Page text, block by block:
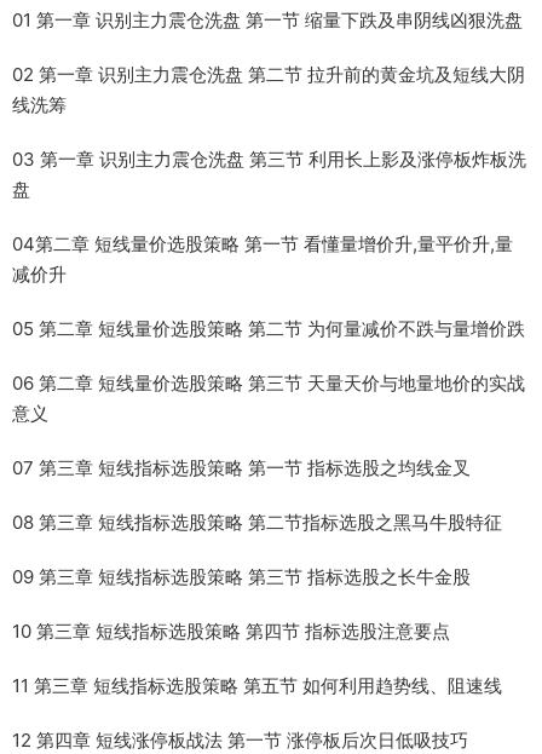
01 第一章 识别主力震仓洗盘 第一节 缩量下跌及串阴线凶狠洗盘
02 第一章 识别主力震仓洗盘 第二节 拉升前的黄金坑及短线大阴
线洗筹
03 第一章 识别主力震仓洗盘 第三节 利用长上影及涨停板炸板洗
盘
04第二章 短线量价选股策略 第一节 看懂量增价升,量平价升,量
减价升
05 第二章 短线量价选股策略 第二节 为何量减价不跌与量增价跌
06 第二章 短线量价选股策略 第三节 天量天价与地量地价的实战
意义
07 第三章 短线指标选股策略 第一节 指标选股之均线金叉
08 第三章 短线指标选股策略 第二节指标选股之黑马牛股特征
09 第三章 短线指标选股策略 第三节 指标选股之长牛金股
10 第三章 短线指标选股策略 第四节 指标选股注意要点
11 第三章 短线指标选股策略 第五节 如何利用趋势线、阻速线
12 第四章 短线涨停板战法 第一节 涨停板后次日低吸技巧